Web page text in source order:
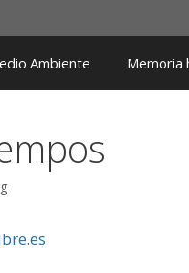
Ambiente Memoria